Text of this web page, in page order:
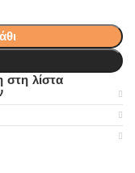
στη λίστα